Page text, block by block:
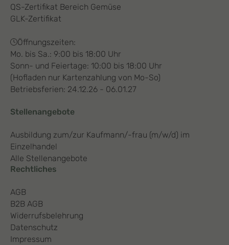
QS-Zertifikat Bereich Gemüse
GLK-Zertifikat
Öffnungszeiten:
Mo. bis Sa.: 9:00 bis 18:00 Uhr
Sonn- und Feiertage: 10:00 bis 18:00 Uhr
(Hofladen nur Kartenzahlung von Mo-So)
Betriebsferien: 24.12.26 - 06.01.27
Stellenangebote
Ausbildung zum/zur Kaufmann/-frau (m/w/d) im
Einzelhandel
Alle Stellenangebote
Rechtliches
AGB
B2B AGB
Widerrufsbelehrung
Datenschutz
Impressum